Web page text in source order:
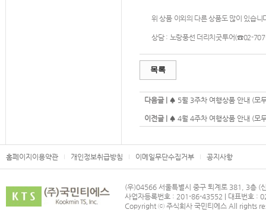
위상품 이외의 다른 상품도많이 있습니
상담 : 노랑풍선 더리치굿투어(☎02-
목록
다음글 | ♠ 5월 3주차 여행상품 안내 (모
이전글 | ♠ 4월 4주차 여행상품 안내 (모
홈페이지이용약관 개인정보취급방침 이메일무단수집거부 공지사항
(우)04566 서울특별시 중구 퇴계로 381, 3층 (
사업자등록번호 : 201-86-43552 | 대표번호 :
Copyright ⓒ 주식회사 국민티에스 All rights